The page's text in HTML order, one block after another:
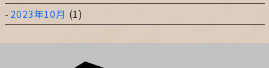
2023年10月 (1)